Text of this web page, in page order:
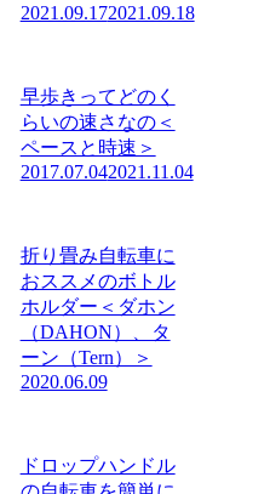
2021.09.172021.09.18
早歩きってどのく
らいの速さなの＜
ペースと時速＞
2017.07.042021.11.04
折り畳み自転車に
おススメのボトル
ホルダー＜ダホン
（DAHON）、タ
ーン（Tern）＞
2020.06.09
ドロップハンドル